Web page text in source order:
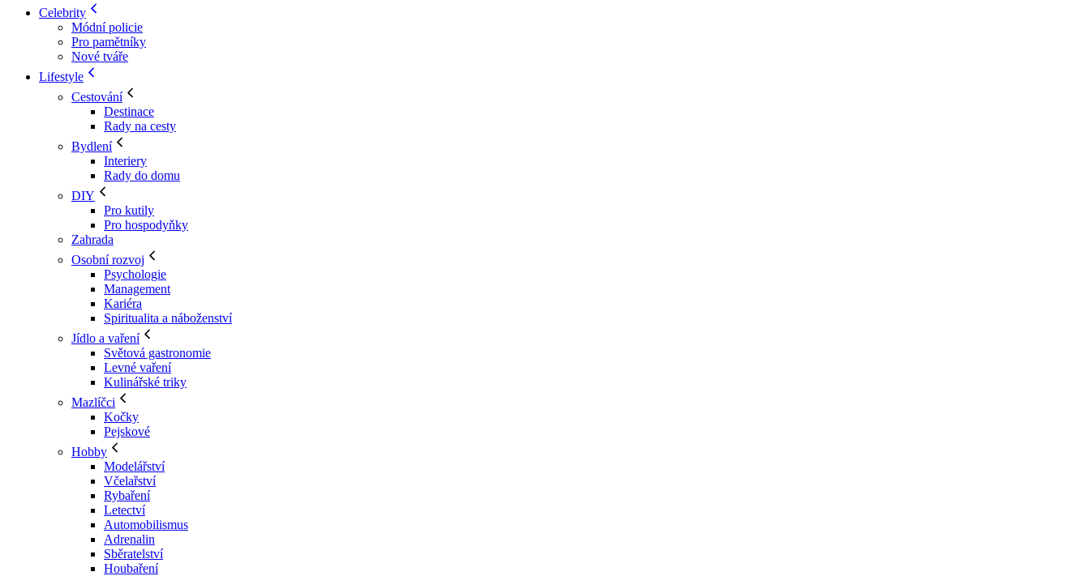
Celebrity
Módní policie
Pro pamětníky
Nové tváře
Lifestyle
Cestování
Destinace
Rady na cesty
Bydlení
Interiery
Rady do domu
DIY
Pro kutily
Pro hospodyňky
Zahrada
Osobní rozvoj
Psychologie
Management
Kariéra
Spiritualita a náboženství
Jídlo a vaření
Světová gastronomie
Levné vaření
Kulinářské triky
Mazlíčci
Kočky
Pejskové
Hobby
Modelářství
Včelařství
Rybaření
Letectví
Automobilismus
Adrenalin
Sběratelství
Houbaření